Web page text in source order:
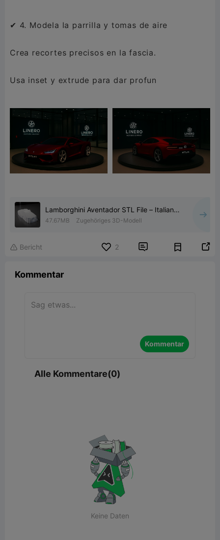
✔ 4. Modela la parrilla y tomas de aire
Crea recortes precisos en la fascia.
Usa inset y extrude para dar profun
Lamborghini Aventador STL File – Italian
Supercar Reveal 3D
47.67MB Zugehöriges 3D-Modell
 Bericht 2  
Kommentar
Kommentar
Alle Kommentare(0)
Keine Daten